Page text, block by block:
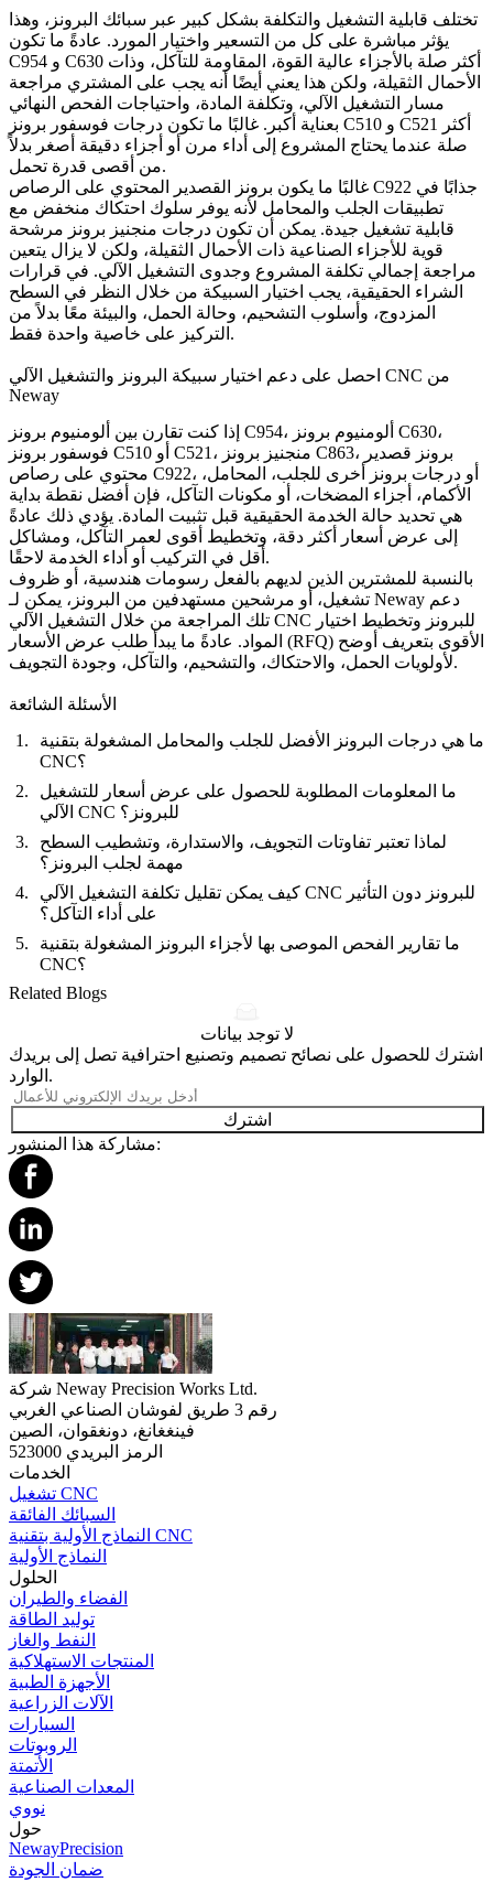
تختلف قابلية التشغيل والتكلفة بشكل كبير عبر سبائك البرونز، وهذا
يؤثر مباشرة على كل من التسعير واختيار المورد. عادةً ما تكون
C954 و C630 أكثر صلة بالأجزاء عالية القوة، المقاومة للتآكل، وذات
الأحمال الثقيلة، ولكن هذا يعني أيضًا أنه يجب على المشتري مراجعة
مسار التشغيل الآلي، وتكلفة المادة، واحتياجات الفحص النهائي
بعناية أكبر. غالبًا ما تكون درجات فوسفور برونز C510 و C521 أكثر
صلة عندما يحتاج المشروع إلى أداء مرن أو أجزاء دقيقة أصغر بدلاً
من أقصى قدرة تحمل.
غالبًا ما يكون برونز القصدير المحتوي على الرصاص C922 جذابًا في
تطبيقات الجلب والمحامل لأنه يوفر سلوك احتكاك منخفض مع
قابلية تشغيل جيدة. يمكن أن تكون درجات منجنيز برونز مرشحة
قوية للأجزاء الصناعية ذات الأحمال الثقيلة، ولكن لا يزال يتعين
مراجعة إجمالي تكلفة المشروع وجدوى التشغيل الآلي. في قرارات
الشراء الحقيقية، يجب اختيار السبيكة من خلال النظر في السطح
المزدوج، وأسلوب التشحيم، وحالة الحمل، والبيئة معًا بدلاً من
التركيز على خاصية واحدة فقط.
احصل على دعم اختيار سبيكة البرونز والتشغيل الآلي CNC من
Neway
إذا كنت تقارن بين ألومنيوم برونز C954، ألومنيوم برونز C630،
فوسفور برونز C510 أو C521، منجنيز برونز C863، برونز قصدير
محتوي على رصاص C922، أو درجات برونز أخرى للجلب، المحامل،
الأكمام، أجزاء المضخات، أو مكونات التآكل، فإن أفضل نقطة بداية
هي تحديد حالة الخدمة الحقيقية قبل تثبيت المادة. يؤدي ذلك عادةً
إلى عرض أسعار أكثر دقة، وتخطيط أقوى لعمر التآكل، ومشاكل
أقل في التركيب أو أداء الخدمة لاحقًا.
بالنسبة للمشترين الذين لديهم بالفعل رسومات هندسية، أو ظروف
تشغيل، أو مرشحين مستهدفين من البرونز، يمكن لـ Neway دعم
تلك المراجعة من خلال
التشغيل الآلي CNC للبرونز وتخطيط اختيار
المواد. عادةً ما يبدأ طلب عرض الأسعار (RFQ) الأقوى بتعريف أوضح
لأولويات الحمل، والاحتكاك، والتشحيم، والتآكل، وجودة التجويف.
الأسئلة الشائعة
ما هي درجات البرونز الأفضل للجلب والمحامل المشغولة بتقنية
CNC؟
ما المعلومات المطلوبة للحصول على عرض أسعار للتشغيل
الآلي CNC للبرونز؟
لماذا تعتبر تفاوتات التجويف، والاستدارة، وتشطيب السطح
مهمة لجلب البرونز؟
كيف يمكن تقليل تكلفة التشغيل الآلي CNC للبرونز دون التأثير
على أداء التآكل؟
ما تقارير الفحص الموصى بها لأجزاء البرونز المشغولة بتقنية
CNC؟
Related Blogs
لا توجد بيانات
اشترك للحصول على نصائح تصميم وتصنيع احترافية تصل إلى بريدك
الوارد.
اشترك
مشاركة هذا المنشور:
شركة Neway Precision Works Ltd.
رقم 3 طريق لفوشان الصناعي الغربي
فينغغانغ، دونغقوان، الصين
الرمز البريدي 523000
الخدمات
تشغيل CNC
السبائك الفائقة
النماذج الأولية بتقنية CNC
النماذج الأولية
الحلول
الفضاء والطيران
توليد الطاقة
النفط والغاز
المنتجات الاستهلاكية
الأجهزة الطبية
الآلات الزراعية
السيارات
الروبوتات
الأتمتة
المعدات الصناعية
نووي
حول
NewayPrecision
ضمان الجودة